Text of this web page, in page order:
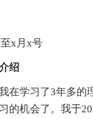
x月x号
绍
在学习了3年多的
的机会了。我于